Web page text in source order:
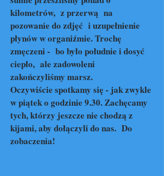
kilometrów, z przerwą na
pozowanie do zdjęć i uzupełnienie
płynów w organiźmie. Trochę
zmęczeni - bo było południe i dosyć
ciepło, ale zadowoleni
zakończyliśmy marsz.
Oczywiście spotkamy się - jak zwykle
w piątek o godzinie 9.30. Zachęcamy
tych, którzy jeszcze nie chodzą z
kijami, aby dołączyli do nas. Do
zobaczenia!